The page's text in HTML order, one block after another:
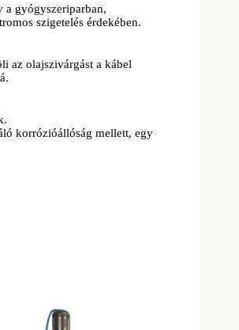
a gyógyszeriparban,
szigetelés érdekében.
az olajszivárgást a kábel
korrózióállóság mellett, egy